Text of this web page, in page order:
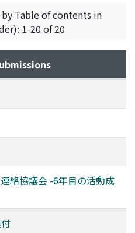
Table of contents in
1-20 of 20
絡協議会 -6年目の活動成